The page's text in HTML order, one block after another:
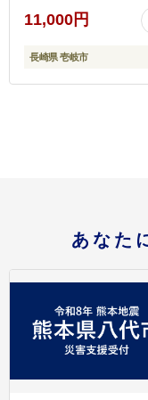
身 小分け 国産 切落
切り落し 冷凍配送
11000 11000円
11,000円
長崎県 壱岐市
あなた